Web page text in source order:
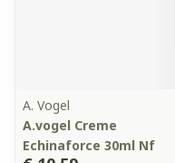
A. Vogel
A.vogel Creme
Echinaforce 30ml Nf